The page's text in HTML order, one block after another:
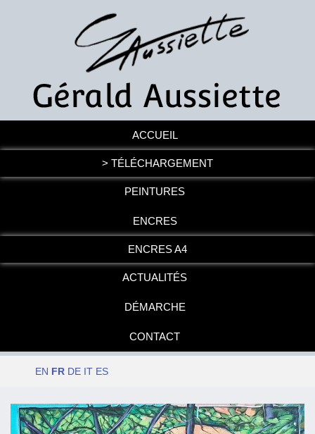
ACCUEIL
> TÉLÉCHARGEMENT
PEINTURES
ENCRES
ENCRES A4
ACTUALITÉS
DÉMARCHE
CONTACT
EN FR DE IT ES
Date